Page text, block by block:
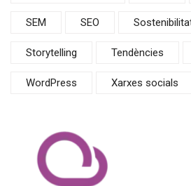
SEM SEO
Storytelling Tendències
WordPress Xarxes socials